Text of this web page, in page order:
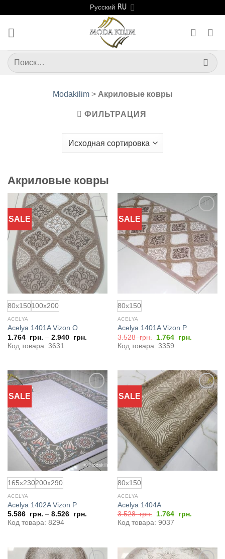
content
Русский
Искать:
Modakilim> Акриловые ковры
ФИЛЬТРАЦИЯ
Акриловые ковры
SALE
Добавить
в
избранное
80x150100x200
ACELYA
Acelya 1401A Vizon O
1.764 грн. – 2.940 грн.
Код товара: 3631
SALE
Добавить
в
избранное
80x150
ACELYA
Acelya 1401A Vizon P
3.528грн.
Первоначальная
цена
составляла
1.764 грн.
Код товара: 3359
SALE
Добавить
165x230200x290
ACELYA
Acelya 1402A Vizon P
5.586 грн. – 8.526 грн.
Код товара: 8294
SALE
Добавить
в
избранное
80x150
ACELYA
Acelya 1404A
3.528грн.
Первоначальная
цена
составляла
1.764 грн.Текущая
Код товара: 9037